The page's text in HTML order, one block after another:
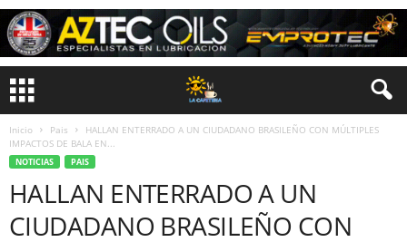
Inicio Pais
HALLAN ENTERRADO A UN CIUDADANO BRASILEÑO CON MÚLTIPLES
IMPACTOS DE BALA EN...
NOTICIAS PAIS
HALLAN ENTERRADO A UN
CIUDADANO BRASILEÑO CON